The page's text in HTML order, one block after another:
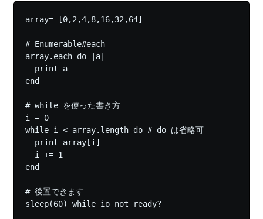
array= [0,2,4,8,16,32,64]
# Enumerable#each
array.each do |a|
  print a
end
# while を使った書き方
i = 0
while i < array.length do # do は省略可
  print array[i]
  i += 1
end
# 後置できます
sleep(60) while io_not_ready?